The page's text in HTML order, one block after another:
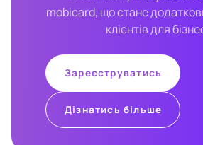
mobicard, що стане
клієнтів для
Зареєструватись
Дізнатись більше